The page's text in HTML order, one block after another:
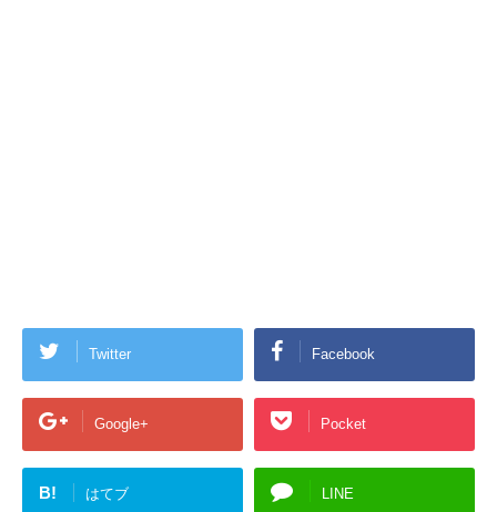
Twitter Facebook
Google+ Pocket
B! はてブ LINE